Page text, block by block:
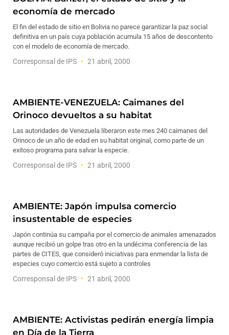
economía de mercado
El fin del estado de sitio en Bolivia no parece garantizar la paz social
definitiva en un país cuya población acumula 15 años de descontento
con el modelo de economía de mercado.
Corresponsal de IPS 21 abril, 2000
AMBIENTE-VENEZUELA: Caimanes del
Orinoco devueltos a su habitat
Las autoridades de Venezuela liberaron este mes 240 caimanes del
Orinoco de un año de edad en su habitat original, como parte de un
exitoso programa para salvar la especie.
Corresponsal de IPS 21 abril, 2000
AMBIENTE: Japón impulsa comercio
insustentable de especies
Japón continúa su campaña por el comercio de animales amenazados
aunque recibió un golpe tras otro en la undécima conferencia de las
partes de CITES, que consideró iniciativas para enmendar la lista de
especies cuyo comercio está sujeto a controles
Corresponsal de IPS 21 abril, 2000
AMBIENTE: Activistas pedirán energía limpia
en Día de la Tierra